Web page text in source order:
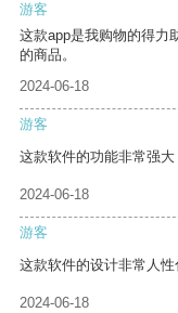
游客
这款app是我购物的得力
的商品。
2024-06-18
游客
这款软件的功能非常强大
2024-06-18
游客
这款软件的设计非常人性
2024-06-18